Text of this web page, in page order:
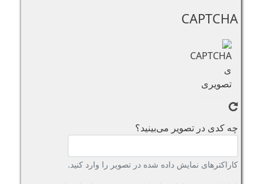
CAPTCHA
چه کدی در تصویر می‌بینید؟
کاراکترهای نمایش داده شده در تصویر را وارد کنید.